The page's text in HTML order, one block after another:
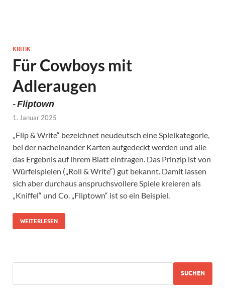
KRITIK
Für Cowboys mit
Adleraugen
-Fliptown
1. Januar 2025
„Flip & Write“ bezeichnet neudeutsch eine Spielkategorie,
bei der nacheinander Karten aufgedeckt werden und alle
das Ergebnis auf ihrem Blatt eintragen. Das Prinzip ist von
Würfelspielen („Roll & Write“) gut bekannt. Damit lassen
sich aber durchaus anspruchsvollere Spiele kreieren als
„Kniffel“ und Co. „Fliptown“ ist so ein Beispiel.
WEITERLESEN
SUCHEN